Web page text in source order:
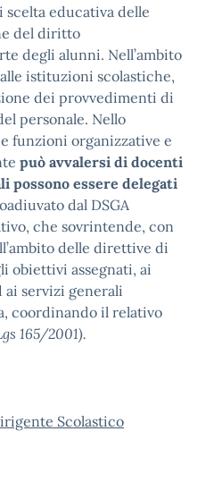
scelta educativa delle
del diritto
degli alunni. Nell’ambito
istituzioni scolastiche,
dei provvedimenti di
personale. Nello
funzioni organizzative e
può avvalersi di docenti
possono essere delegati
dal DSGA
che sovrintende, con
delle direttive di
obiettivi assegnati, ai
servizi generali
coordinando il relativo
165/2001).
Scolastico